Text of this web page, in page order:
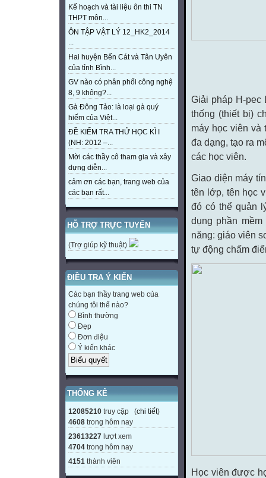
Kế hoạch và tài liệu ôn thi TN
THPT môn...
ÔN TẬP VẬT LÝ 12_HK2_2014
...
Hai huyện Bến Cát và Tân Uyên
của tỉnh Bình...
GV nào có phân phối công nghệ
8, 9 không?...
Gà Đông Tảo: là loại gà quý
hiếm của Việt...
ĐỀ KIỂM TRA THỬ HỌC KÌ I
(NH: 2012 –...
Mời các thầy cô tham gia và xây
dựng diễn...
cảm ơn các bạn, trang web của
các bạn rất...
HỖ TRỢ TRỰC TUYẾN
(Trợ giúp kỹ thuật)
ĐIỀU TRA Ý KIẾN
Các bạn thầy trang web của
chúng tôi thế nào?
Bình thường
Đẹp
Đơn điệu
Ý kiến khác
THỐNG KÊ
12085210 truy cập (chi tiết)
4608 trong hôm nay
23613227 lượt xem
4704 trong hôm nay
4151 thành viên
Giải pháp H-pec
thống (thiết bị)
máy học viên và
đa dạng, tạo ra
các học viên.
Giao diện máy
tên lớp, tên học
đó có thể quản
dụng phần
năng: giáo viên
tự động chấm
Học viên được